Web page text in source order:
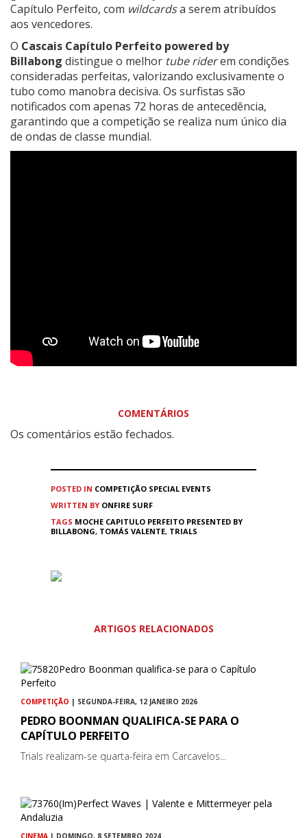
Capítulo Perfeito, com wildcardsa serem atribuídos
aos vencedores.
O Cascais Capítulo Perfeito powered by
Billabong distingue o melhor tube riderem condições
consideradas perfeitas, valorizando exclusivamente o
tubo como manobra decisiva. Os surfistas são
notificados com apenas 72 horas de antecedência,
garantindo que a competição se realiza num único dia
de ondas de classe mundial.
COMENTÁRIOS
Os comentários estão fechados.
POSTED IN COMPETIÇÃO SPECIAL EVENTS
WRITTEN BY ONFIRE SURF
TAGS MOCHE CAPITULO PERFEITO PRESENTED BY
BILLABONG, TOMÁS VALENTE, TRIALS
ARTIGOS RELACIONADOS
COMPETIÇÃO | SEGUNDA-FEIRA, 12 JANEIRO 2026
PEDRO BOONMAN QUALIFICA-SE PARA O
CAPÍTULO PERFEITO
Trials realizam-se quarta-feira em Carcavelos...
CINEMA | DOMINGO, 8 SETEMBRO 2024